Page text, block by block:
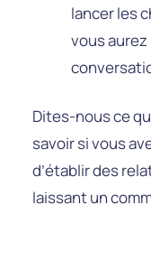
lancer les
vous
Dites-nous ce
savoir si vous
d’établir des
laissant un